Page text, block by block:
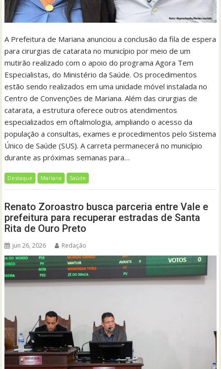
A Prefeitura de Mariana anunciou a conclusão da fila de espera
para cirurgias de catarata no município por meio de um
mutirão realizado com o apoio do programa Agora Tem
Especialistas, do Ministério da Saúde. Os procedimentos
estão sendo realizados em uma unidade móvel instalada no
Centro de Convenções de Mariana. Além das cirurgias de
catarata, a estrutura oferece outros atendimentos
especializados em oftalmologia, ampliando o acesso da
população a consultas, exames e procedimentos pelo Sistema
Único de Saúde (SUS). A carreta permanecerá no município
durante as próximas semanas para…
Destaque Mariana Saúde
Renato Zoroastro busca parceria entre Vale e
prefeitura para recuperar estradas de Santa
Rita de Ouro Preto
jun 26, 2026 Redação